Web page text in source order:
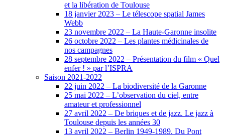
et la libération de Toulouse
18 janvier 2023 – Le télescope spatial James
Webb
23 novembre 2022 – La Haute-Garonne insolite
26 octobre 2022 – Les plantes médicinales de
nos campagnes
28 septembre 2022 – Présentation du film « Quel
enfer ! » par l’ISPRA
Saison 2021-2022
22 juin 2022 – La biodiversité de la Garonne
25 mai 2022 – L’observation du ciel, entre
amateur et professionnel
27 avril 2022 – De briques et de jazz. Le jazz à
Toulouse depuis les années 30
13 avril 2022 – Berlin 1949-1989. Du Pont